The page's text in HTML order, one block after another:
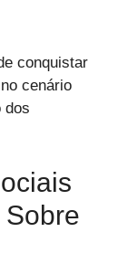
conquistar
cenário
dos
Sobre